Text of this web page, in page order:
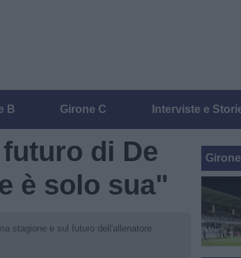
B Girone C Interviste e
di De
è solo sua"
stagione e sul futuro dell'allenatore